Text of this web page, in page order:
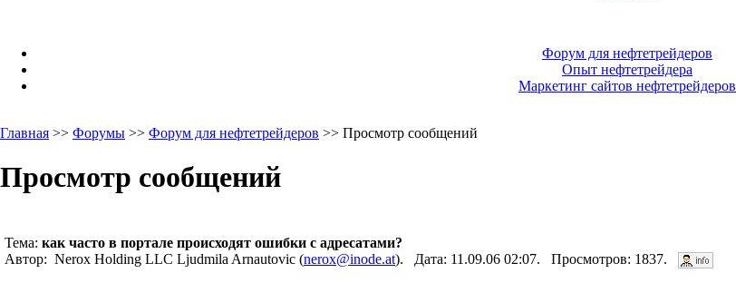
Форум для нефтетрейдеров
Опыт нефтетрейдера
Маркетинг сайтов нефтетрейдеров
Главная >> Форумы >> Форум для нефтетрейдеров >> Просмотр сообщений
Просмотр сообщений
Тема: как часто в портале происходят ошибки с адресатами?
Автор: Nerox Holding LLC Ljudmila Arnautovic (nerox@inode.at). Дата: 11.09.06 02:07. Просмотров: 1837.